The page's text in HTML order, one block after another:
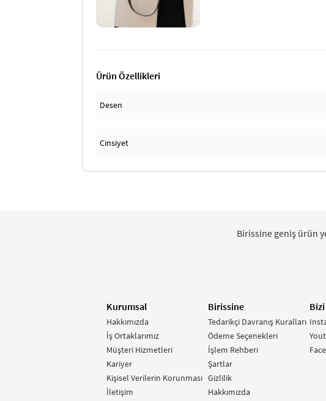
Ürün Özellikleri
Desen
Cinsiyet
Birissine geniş ürün
Kurumsal
Hakkımızda
İş Ortaklarımız
Müşteri Hizmetleri
Kariyer
Kişisel Verilerin Korunması
İletişim
Birissine
Tedarikçi Davranış Kuralları
Ödeme Seçenekleri
İşlem Rehberi
Şartlar
Gizlilik
Hakkımızda